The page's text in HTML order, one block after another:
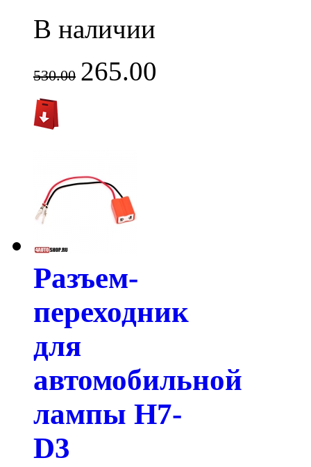
В наличии
530.00 265.00
Разъем-
переходник
для
автомобильной
лампы H7-
D3